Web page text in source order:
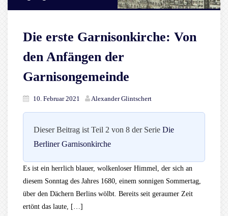
Die erste Garnisonkirche: Von
den Anfängen der
Garnisongemeinde
10. Februar 2021 Alexander Glintschert
Dieser Beitrag ist Teil 2 von 8 der Serie Die
Berliner Garnisonkirche
Es ist ein herrlich blauer, wolkenloser Himmel, der sich an
diesem Sonntag des Jahres 1680, einem sonnigen Sommertag,
über den Dächern Berlins wölbt. Bereits seit geraumer Zeit
ertönt das laute, […]